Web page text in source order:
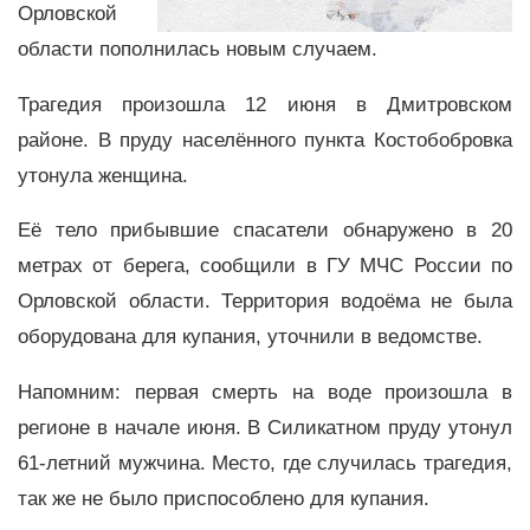
Орловской
области пополнилась новым случаем.
Трагедия произошла 12 июня в Дмитровском
районе. В пруду населённого пункта Костобобровка
утонула женщина.
Её тело прибывшие спасатели обнаружено в 20
метрах от берега, сообщили в ГУ МЧС России по
Орловской области. Территория водоёма не была
оборудована для купания, уточнили в ведомстве.
Напомним: первая смерть на воде произошла в
регионе в начале июня. В Силикатном пруду утонул
61-летний мужчина. Место, где случилась трагедия,
так же не было приспособлено для купания.